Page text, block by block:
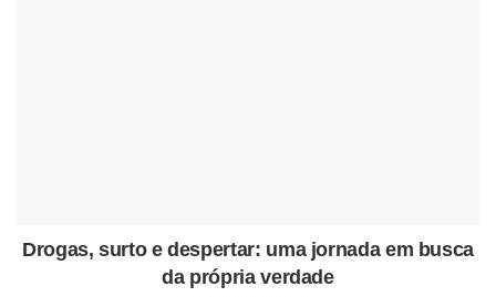
Drogas, surto e despertar: uma jornada em busca
da própria verdade